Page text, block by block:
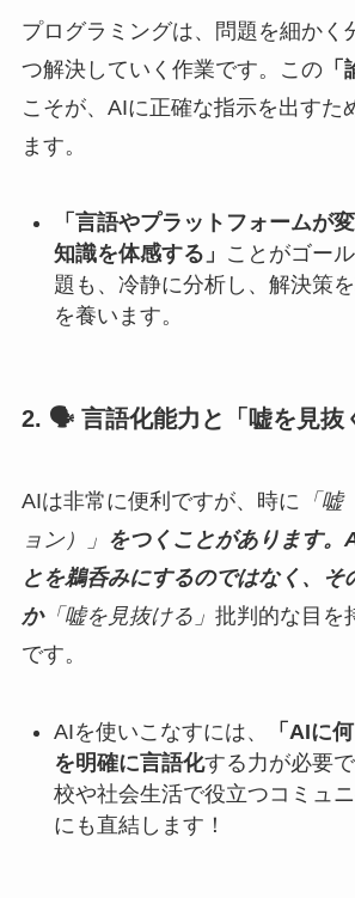
プログラミングは、問題を細かく
つ解決していく作業です。この「
こそが、AIに正確な指示を出すた
ます。
「言語やプラットフォームが
知識を体感する」 ことがゴー
題も、冷静に分析し、解決策
を養います。
2. 🗣️ 言語化能力と「嘘を見抜
AIは非常に便利ですが、時に 「
ョン）」 をつくことがあります。
とを鵜呑みにするのではなく、そ
か「嘘を見抜ける」 批判的な目を
です。
AIを使いこなすには、
「AIに
を明確に言語化する力が必要
校や社会生活で役立つコミュ
にも直結します！